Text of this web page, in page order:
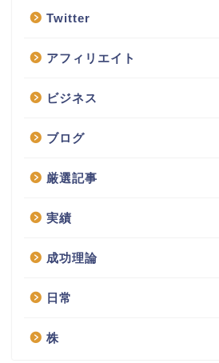
Twitter
アフィリエイト
ビジネス
ブログ
厳選記事
実績
成功理論
日常
株